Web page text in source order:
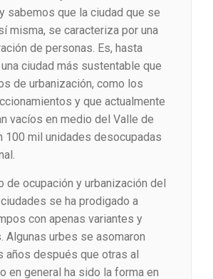
sabemos que la ciudad que se
misma, se caracteriza por una
de personas. Es, hasta
ciudad más sustentable que
de urbanización, como los
y que actualmente
vacíos en medio del Valle de
100 mil unidades desocupadas
de ocupación y urbanización del
se ha prodigado a
con apenas variantes y
Algunas urbes se asomaron
años después que otras al
en general ha sido la forma en